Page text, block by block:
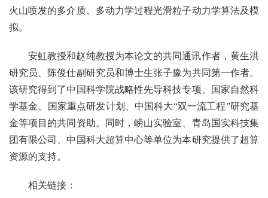
火山喷发的多介质、多动力学过程光滑粒子动力学算法及模
拟。
安虹教授和赵纯教授为本论文的共同通讯作者，黄生洪
研究员、陈俊仕副研究员和博士生张子豫为共同第一作者。
该研究得到了中国科学院战略性先导科技专项、国家自然科
学基金、国家重点研发计划、中国科大“双一流工程”研究基
金等项目的共同资助。同时，崂山实验室、青岛国实科技集
团有限公司、中国科大超算中心等单位为本研究提供了超算
资源的支持。
相关链接：